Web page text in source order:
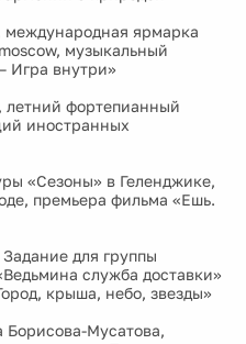
международная ярмарка
музыкальный
Игра внутри»
летний фортепианный
иностранных
«Сезоны» в Геленджике,
премьера фильма «Ешь.
для группы
служба доставки»
крыша, небо, звезды»
Борисова-Мусатова,